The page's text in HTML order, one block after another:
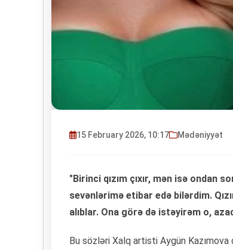
15 February 2026, 10:17 Mədəniyyət
"Birinci qızım çıxır, mən isə ondan
sevənlərimə etibar edə bilərdim.
alıblar. Ona görə də istəyirəm o,
Bu sözləri Xalq artisti Aygün Kazımova